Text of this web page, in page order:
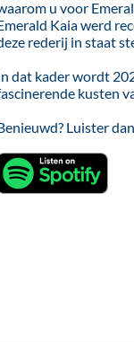
u voor
Kaia werd
rederij in staat
dat kader wordt
kusten
Luister